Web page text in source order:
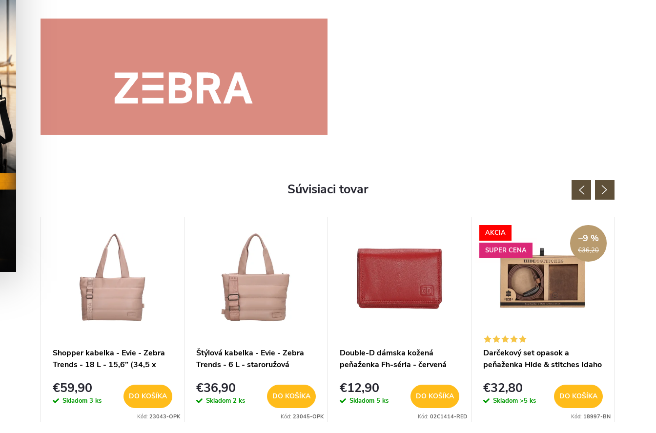
Súvisiaci tovar
Shopper kabelka - Evie - Zebra
Trends - 18 L - 15,6” (34,5 x
€59,90
Skladom 3 ks
DO KOŠÍKA
Kód: 23043-OPK
Štýlová kabelka - Evie - Zebra
Trends - 6 L - staroružová
€36,90
Skladom 2 ks
DO KOŠÍKA
Kód: 23045-OPK
Double-D dámska kožená
peňaženka Fh-séria - červená
€12,90
Skladom 5 ks
DO KOŠÍKA
Kód: 02C1414-RED
AKCIA
SUPER CENA
€36,20
–9 %
Darčekový set opasok a
peňaženka Hide & stitches Idaho
€32,80
Skladom >5 ks
DO KOŠÍKA
Kód: 18997-BN